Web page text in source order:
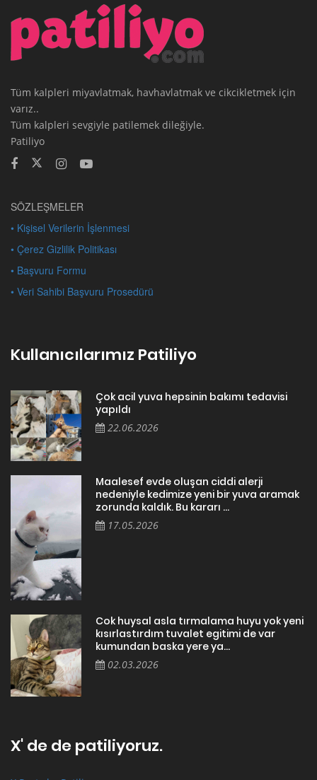
Tüm kalpleri miyavlatmak, havhavlatmak ve cikcikletmek için
varız..
Tüm kalpleri sevgiyle patilemek dileğiyle.
Patiliyo
SÖZLEŞMELER
• Kişisel Verilerin İşlenmesi
• Çerez Gizlilik Politikası
• Başvuru Formu
• Veri Sahibi Başvuru Prosedürü
Kullanıcılarımız Patiliyo
Çok acil yuva hepsinin bakımı tedavisi
yapıldı
22.06.2026
Maalesef evde oluşan ciddi alerji
nedeniyle kedimize yeni bir yuva aramak
zorunda kaldık. Bu kararı ...
17.05.2026
Cok huysal asla tırmalama huyu yok yeni
kısırlastırdım tuvalet egitimi de var
kumundan baska yere ya...
02.03.2026
X' de de patiliyoruz.